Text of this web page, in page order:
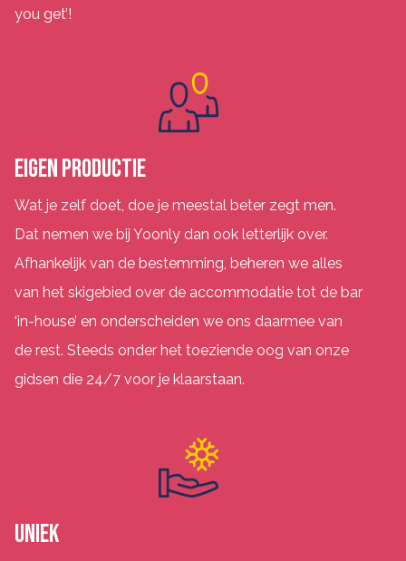
you get’!
EIGEN PRODUCTIE
Wat je zelf doet, doe je meestal beter zegt men.
Dat nemen we bij Yoonly dan ook letterlijk over.
Afhankelijk van de bestemming, beheren we alles
van het skigebied over de accommodatie tot de bar
‘in-house’ en onderscheiden we ons daarmee van
de rest. Steeds onder het toeziende oog van onze
gidsen die 24/7 voor je klaarstaan.
UNIEK